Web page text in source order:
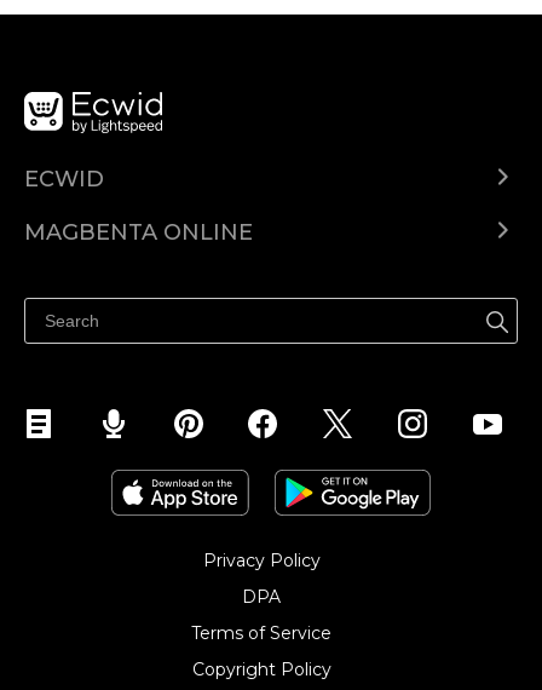
ECWID
Help center
MAGBENTA ONLINE
Ibenta sa Facebook
Privacy Policy
DPA
Terms of Service
Copyright Policy‎